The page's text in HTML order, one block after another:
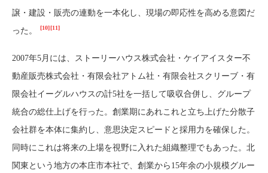
譲・建設・販売の連動を一本化し、現場の即応性を高める意図だ
った。
[10][11]
2007年5月には、ストーリーハウス株式会社・ケイアイスター不
動産販売株式会社・有限会社アトム社・有限会社スクリーブ・有
限会社イーグルハウスの計5社を一括して吸収合併し、グループ
統合の総仕上げを行った。創業期にあれこれと立ち上げた分散子
会社群を本体に集約し、意思決定スピードと採用力を確保した。
同時にこれは将来の上場を視野に入れた組織整理でもあった。北
関東という地方の本庄市本社で、創業から15年余の小規模グルー